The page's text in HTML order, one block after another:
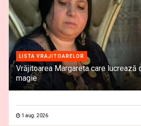
LISTA VRAJITOARELOR
Vrăjitoarea Margareta care lucrează
magie
1 aug. 2026